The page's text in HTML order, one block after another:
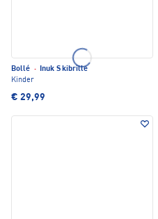
Bollé · Inuk Skibrille
Kinder
€ 29,99